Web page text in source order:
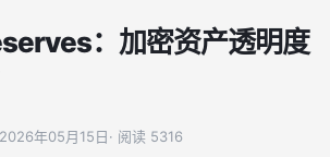
：加密资产透明度
2026年05月15日· 阅读 5316